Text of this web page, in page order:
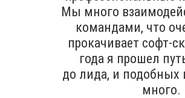
Мы много
командами, что
прокачивает софт-
года я прошел
до лида, и подобных
много.